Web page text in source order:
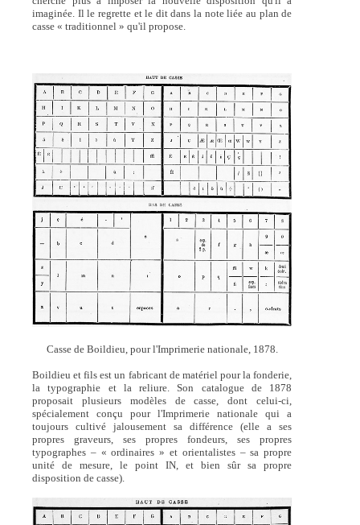
imaginée. Il le regrette et le dit dans la note liée au plan de
casse « traditionnel » qu'il propose.
Casse de Boildieu, pour l'Imprimerie nationale, 1878.
Boildieu et fils est un fabricant de matériel pour la fonderie,
la typographie et la reliure. Son catalogue de 1878
proposait plusieurs modèles de casse, dont celui-ci,
spécialement conçu pour l'Imprimerie nationale qui a
toujours cultivé jalousement sa différence (elle a ses
propres graveurs, ses propres fondeurs, ses propres
typographes – « ordinaires » et orientalistes – sa propre
unité de mesure, le point IN, et bien sûr sa propre
disposition de casse).